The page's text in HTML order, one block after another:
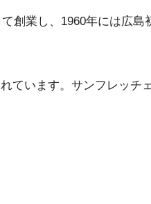
創業し、1960年には広島
ています。サンフレッチ